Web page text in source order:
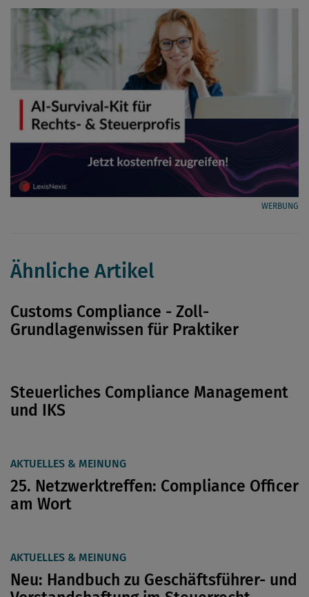
WERBUNG
Ähnliche Artikel
Customs Compliance - Zoll-
Grundlagenwissen für Praktiker
Steuerliches Compliance Management
und IKS
AKTUELLES & MEINUNG
25. Netzwerktreffen: Compliance Officer
am Wort
AKTUELLES & MEINUNG
Neu: Handbuch zu Geschäftsführer- und